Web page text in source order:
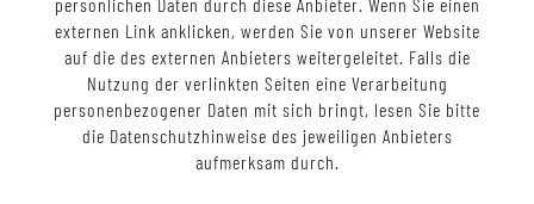
externen Link anklicken, werden Sie von unserer Website
auf die des externen Anbieters weitergeleitet. Falls die
Nutzung der verlinkten Seiten eine Verarbeitung
personenbezogener Daten mit sich bringt, lesen Sie bitte
die Datenschutzhinweise des jeweiligen Anbieters
aufmerksam durch.